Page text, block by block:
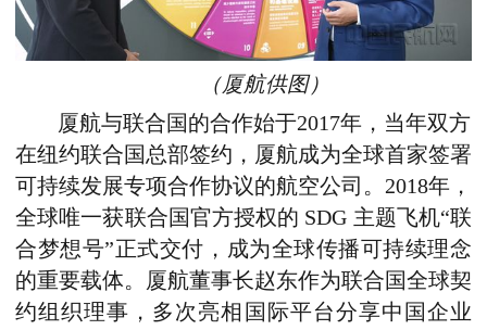
（厦航供图）
厦航与联合国的合作始于2017年，当年双方
在纽约联合国总部签约，厦航成为全球首家签署
可持续发展专项合作协议的航空公司。2018年，
全球唯一获联合国官方授权的 SDG 主题飞机“联
合梦想号”正式交付，成为全球传播可持续理念
的重要载体。厦航董事长赵东作为联合国全球契
约组织理事，多次亮相国际平台分享中国企业